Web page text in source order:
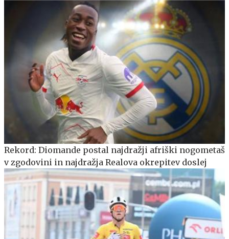
Rekord: Diomande postal najdražji afriški nogometaš
v zgodovini in najdražja Realova okrepitev doslej